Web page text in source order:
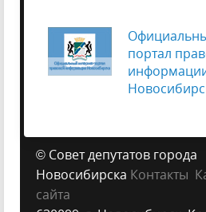
портал
© Совет депутатов города
Новосибирска Контакты
сайта